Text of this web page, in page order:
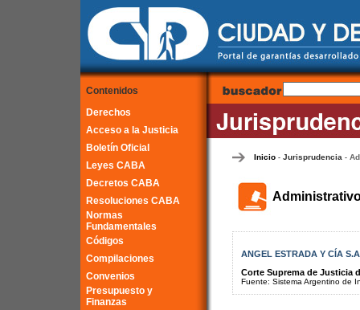
Contenidos
Derechos
Acceso a la Justicia
Boletín Oficial
Leyes CABA
Decretos CABA
Resoluciones CABA
Normas
Fundamentales
Códigos
Compilaciones
Convenios
Presupuesto y
Finanzas
Inicio- Jurisprudencia-
ANGEL ESTRADA Y CÍA
Corte Suprema de Justicia
Fuente: Sistema Argentino de